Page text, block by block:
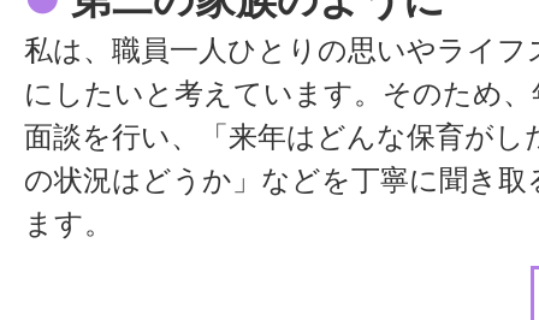
ライフステージによって働き方の希
すし、そんな変化にも柔軟に対応し
るため、長く働き続けやすい職場です
●仕事も趣味も全力で
16年間働いてきた中で、私はたくさ
私は、職員一人ひとりの思いやライフ
にしたいと考えています。そのため
面談を行い、「来年はどんな保育がし
の状況はどうか」などを丁寧に聞き
ます。
もちろん話したくないことは話す必